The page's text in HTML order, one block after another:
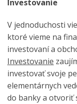
Investovanie
V jednoduchosti
ktoré vieme na
investovaní a
Investovanie
investovať svoje
elementárnych
do banky a otvoriť